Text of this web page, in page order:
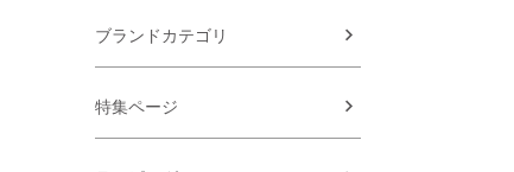
ブランドカテゴリ
特集ページ